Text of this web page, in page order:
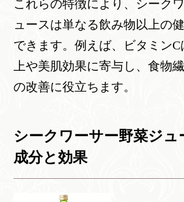
これらの特徴により、シーク
ュースは単なる飲み物以上の
できます。例えば、ビタミンC
上や美肌効果に寄与し、食物
の改善に役立ちます。
シークワーサー野菜ジュ
成分と効果